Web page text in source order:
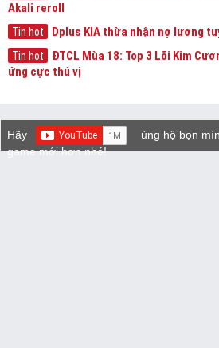
Akali reroll
Tin hot Dplus KIA thừa nhận nợ lương
Tin hot
ĐTCL Mùa 18: Top 3 Lõi Kim
ứng cực thú vị
Hãy
ủng hộ bọn
game mới hơn nhé!